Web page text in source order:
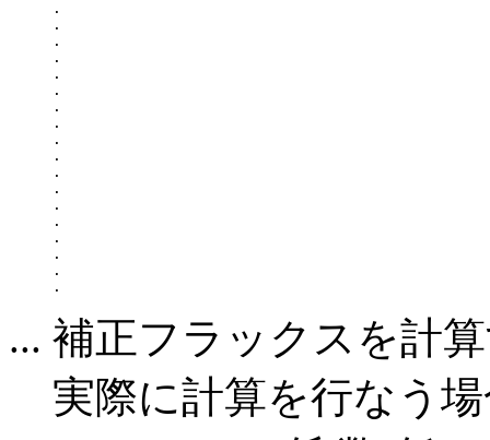
.
.
.
.
.
.
.
.
.
.
.
.
.
.
.
.
.
... 補正フラックスを計
実際に計算を行なう場